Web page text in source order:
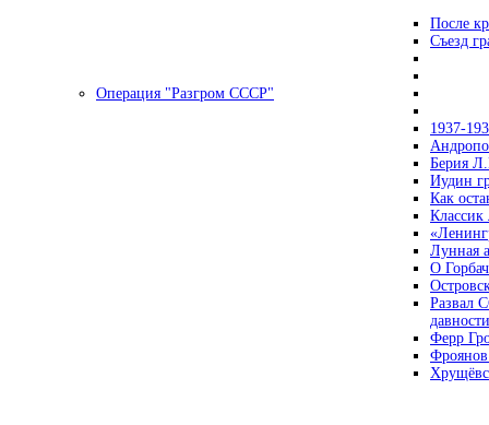
После
Съезд
Операция "Разгром СССР"
1937-
Берия
Иудин
Как
Лунная
О
Развал
давности
Ферр